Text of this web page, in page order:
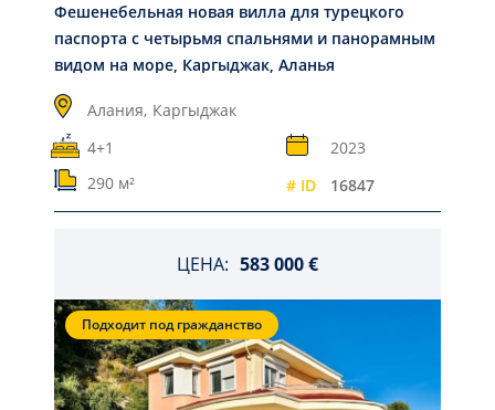
Фешенебельная новая вилла для турецкого
паспорта с четырьмя спальнями и панорамным
видом на море, Каргыджак, Аланья
Алания, Каргыджак
4+1
2023
290 м²
# ID 16847
ЦЕНА: 583 000 €
Подходит под гражданство